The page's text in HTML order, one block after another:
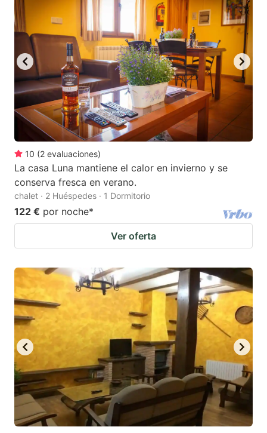
10 (2 evaluaciones)
La casa Luna mantiene el calor en invierno y se
conserva fresca en verano.
chalet · 2 Huéspedes · 1 Dormitorio
122 € por noche*
Ver oferta